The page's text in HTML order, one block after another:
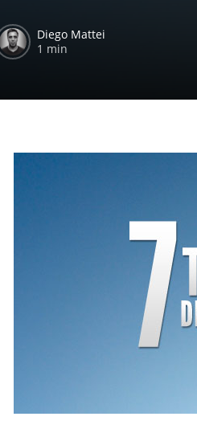
Diego Mattei
1 min